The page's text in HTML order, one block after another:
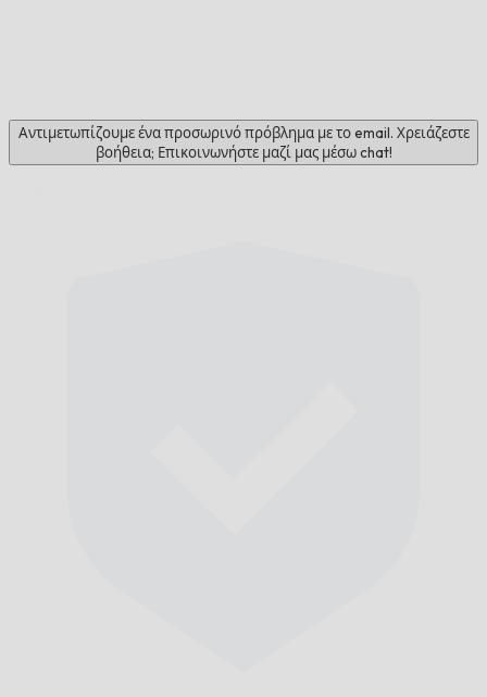
Αντιμετωπίζουμε ένα προσωρινό πρόβλημα με το email. Χρειάζεστε
βοήθεια; Επικοινωνήστε μαζί μας μέσω chat!